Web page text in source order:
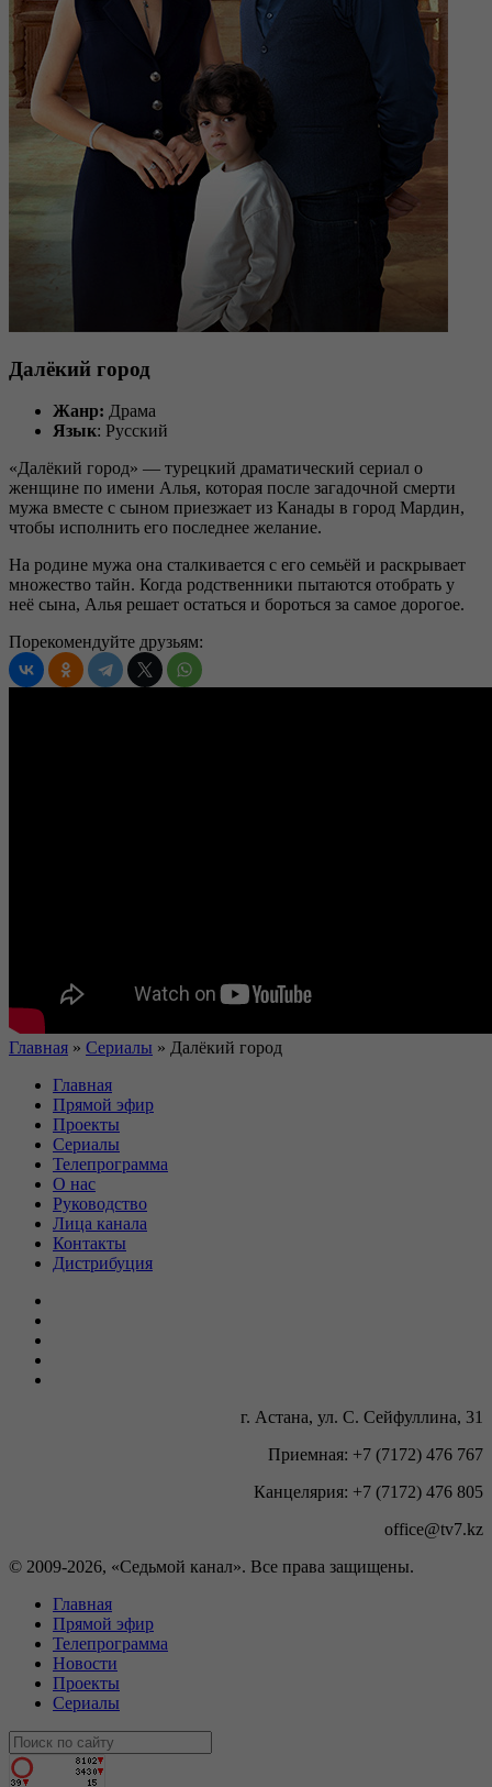
Далёкий город
Жанр: Драма
Язык: Русский
«Далёкий город» — турецкий драматический сериал о
женщине по имени Алья, которая после загадочной смерти
мужа вместе с сыном приезжает из Канады в город Мардин,
чтобы исполнить его последнее желание.
На родине мужа она сталкивается с его семьёй и раскрывает
множество тайн. Когда родственники пытаются отобрать у
неё сына, Алья решает остаться и бороться за самое дорогое.
Порекомендуйте друзьям:
Главная » Сериалы » Далёкий город
Главная
Прямой эфир
Проекты
Сериалы
Телепрограмма
О нас
Руководство
Лица канала
Контакты
Дистрибуция
г. Астана, ул. С. Сейфуллина, 31
Приемная: +7 (7172) 476 767
Канцелярия: +7 (7172) 476 805
office@tv7.kz
© 2009-2026, «Седьмой канал». Все права защищены.
Главная
Прямой эфир
Телепрограмма
Новости
Проекты
Сериалы